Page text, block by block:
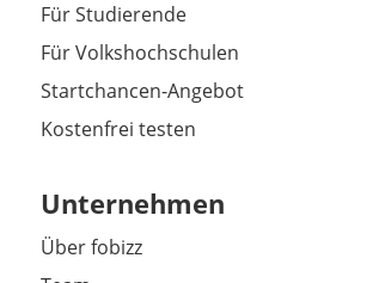
Für Studierende
Für Volkshochschulen
Startchancen-Angebot
Kostenfrei testen
Unternehmen
Über fobizz